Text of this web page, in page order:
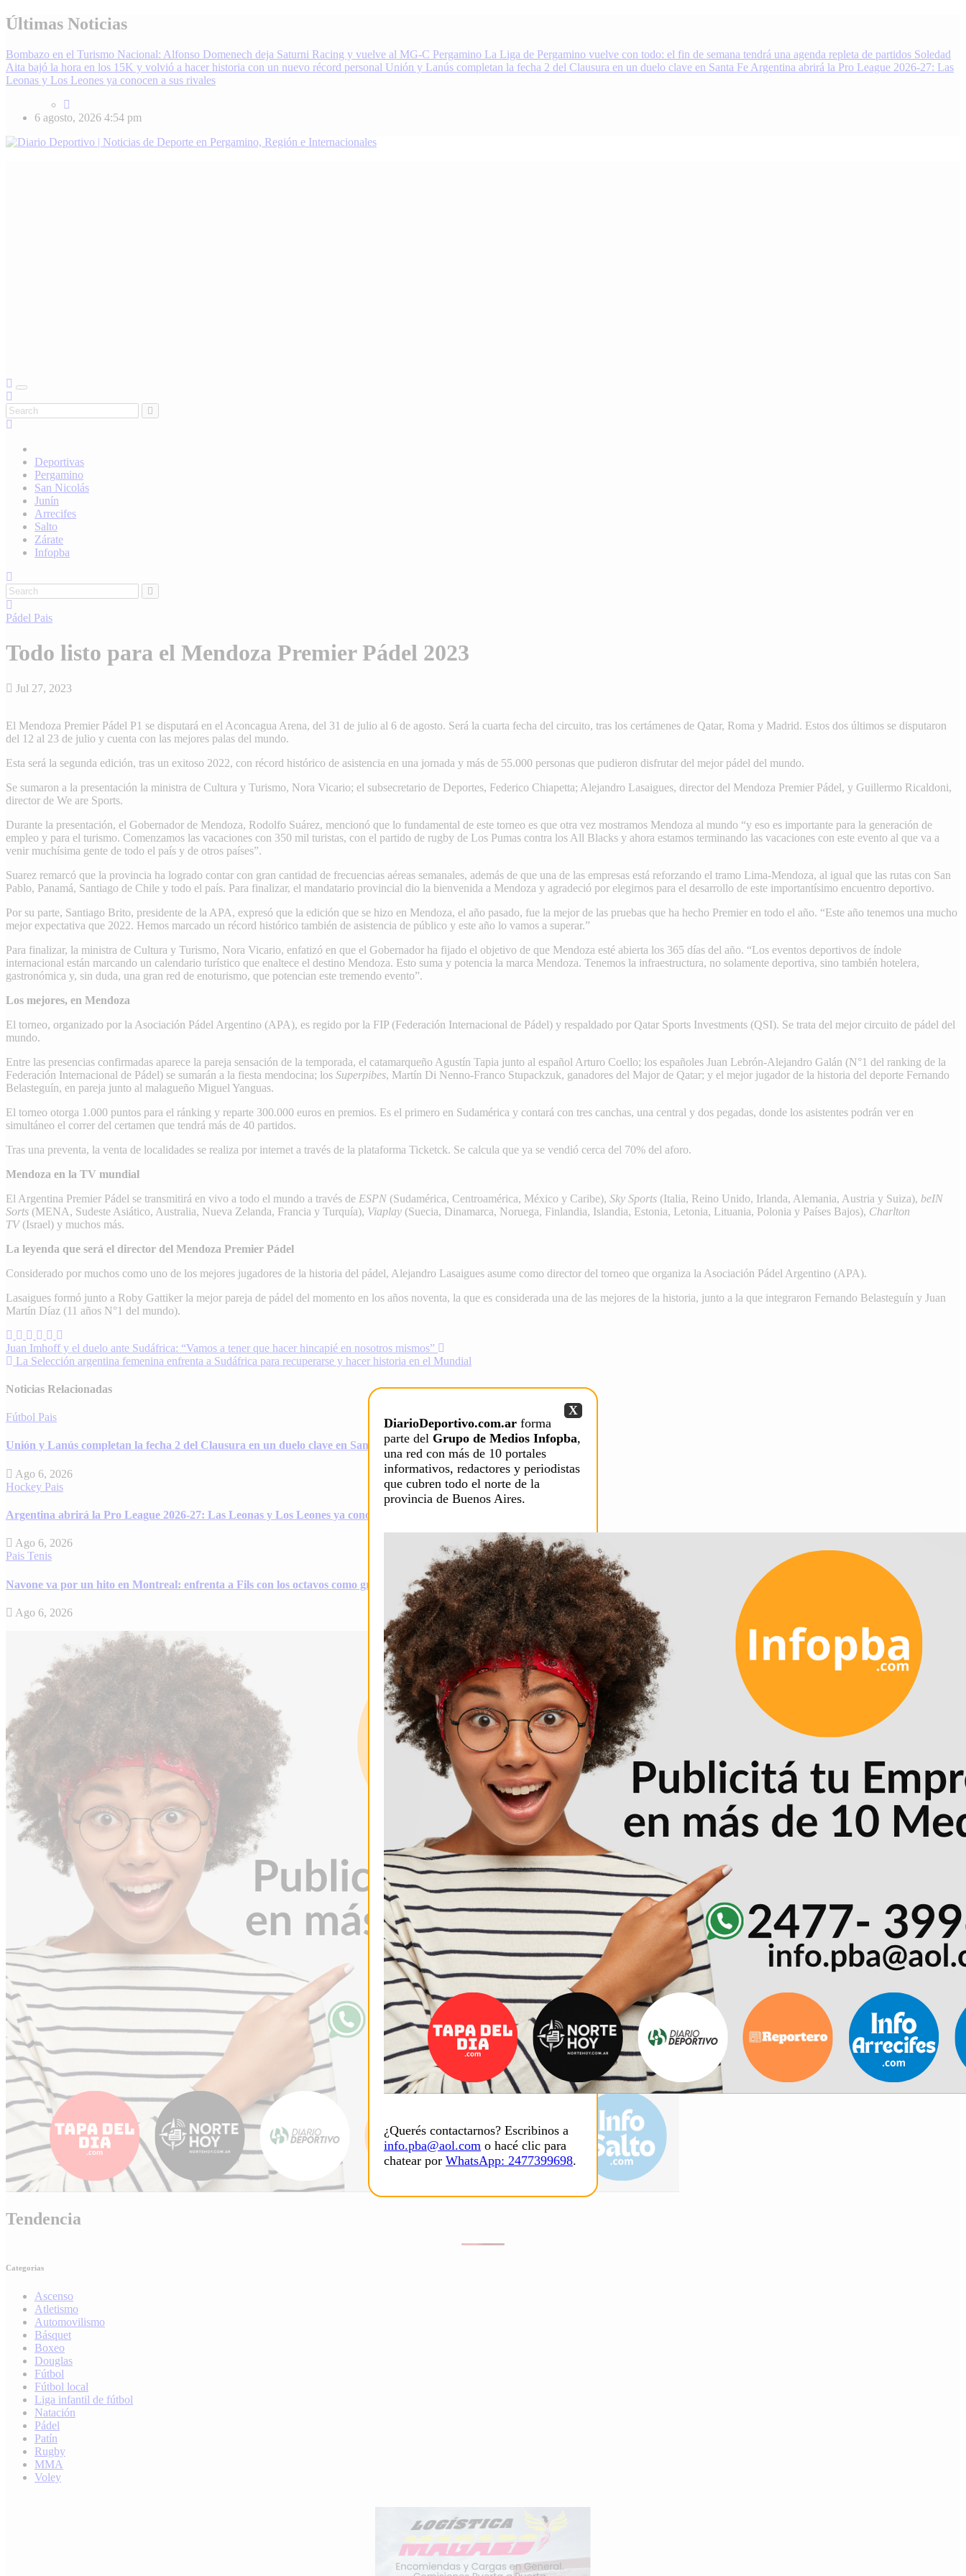
Skip
to
Últimas Noticias
Bombazo en el Turismo Nacional: Alfonso Domenech deja Saturni Racing y vuelve al MG-C Pergamino La Liga de Pergamino vuelve con todo: el fin de semana tendrá una agenda repleta de partidos Soledad
Aita bajó la hora en los 15K y volvió a hacer historia con un nuevo récord personal Unión y Lanús completan la fecha 2 del Clausura en un duelo clave en Santa Fe Argentina abrirá la Pro League 2026-27: Las
Leonas y Los Leones ya conocen a sus rivales
6 agosto, 2026 4:54 pm
Deportivas
Pergamino
San Nicolás
Junín
Arrecifes
Salto
Zárate
Infopba
Pádel Pais
Todo listo para el Mendoza Premier Pádel 2023
Jul 27, 2023
El Mendoza Premier Pádel P1 se disputará en el Aconcagua Arena, del 31 de julio al 6 de agosto. Será la cuarta fecha del circuito, tras los certámenes de Qatar, Roma y Madrid. Estos dos últimos se disputaron
del 12 al 23 de julio y cuenta con las mejores palas del mundo.
Esta será la segunda edición, tras un exitoso 2022, con récord histórico de asistencia en una jornada y más de 55.000 personas que pudieron disfrutar del mejor pádel del mundo.
Se sumaron a la presentación la ministra de Cultura y Turismo, Nora Vicario; el subsecretario de Deportes, Federico Chiapetta; Alejandro Lasaigues, director del Mendoza Premier Pádel, y Guillermo Ricaldoni,
director de We are Sports.
Durante la presentación, el Gobernador de Mendoza, Rodolfo Suárez, mencionó que lo fundamental de este torneo es que otra vez mostramos Mendoza al mundo “y eso es importante para la generación de
empleo y para el turismo. Comenzamos las vacaciones con 350 mil turistas, con el partido de rugby de Los Pumas contra los All Blacks y ahora estamos terminando las vacaciones con este evento al que va a
venir muchísima gente de todo el país y de otros países”.
Suarez remarcó que la provincia ha logrado contar con gran cantidad de frecuencias aéreas semanales, además de que una de las empresas está reforzando el tramo Lima-Mendoza, al igual que las rutas con San
Pablo, Panamá, Santiago de Chile y todo el país. Para finalizar, el mandatario provincial dio la bienvenida a Mendoza y agradeció por elegirnos para el desarrollo de este importantísimo encuentro deportivo.
Por su parte, Santiago Brito, presidente de la APA, expresó que la edición que se hizo en Mendoza, el año pasado, fue la mejor de las pruebas que ha hecho Premier en todo el año. “Este año tenemos una mucho
mejor expectativa que 2022. Hemos marcado un récord histórico también de asistencia de público y este año lo vamos a superar.”
Para finalizar, la ministra de Cultura y Turismo, Nora Vicario, enfatizó en que el Gobernador ha fijado el objetivo de que Mendoza esté abierta los 365 días del año. “Los eventos deportivos de índole
internacional están marcando un calendario turístico que enaltece el destino Mendoza. Esto suma y potencia la marca Mendoza. Tenemos la infraestructura, no solamente deportiva, sino también hotelera,
gastronómica y, sin duda, una gran red de enoturismo, que potencian este tremendo evento”.
Los mejores, en Mendoza
El torneo, organizado por la Asociación Pádel Argentino (APA), es regido por la FIP (Federación Internacional de Pádel) y respaldado por Qatar Sports Investments (QSI). Se trata del mejor circuito de pádel del
mundo.
Entre las presencias confirmadas aparece la pareja sensación de la temporada, el catamarqueño Agustín Tapia junto al español Arturo Coello; los españoles Juan Lebrón-Alejandro Galán (N°1 del ranking de la
Federación Internacional de Pádel) se sumarán a la fiesta mendocina; los Superpibes, Martín Di Nenno-Franco Stupackzuk, ganadores del Major de Qatar; y el mejor jugador de la historia del deporte Fernando
Belasteguín, en pareja junto al malagueño Miguel Yanguas.
El torneo otorga 1.000 puntos para el ránking y reparte 300.000 euros en premios. Es el primero en Sudamérica y contará con tres canchas, una central y dos pegadas, donde los asistentes podrán ver en
simultáneo el correr del certamen que tendrá más de 40 partidos.
Tras una preventa, la venta de localidades se realiza por internet a través de la plataforma Ticketck. Se calcula que ya se vendió cerca del 70% del aforo.
Mendoza en la TV mundial
El Argentina Premier Pádel se transmitirá en vivo a todo el mundo a través de ESPN (Sudamérica, Centroamérica, México y Caribe), Sky Sports (Italia, Reino Unido, Irlanda, Alemania, Austria y Suiza), beIN
Sorts (MENA, Sudeste Asiático, Australia, Nueva Zelanda, Francia y Turquía), Viaplay (Suecia, Dinamarca, Noruega, Finlandia, Islandia, Estonia, Letonia, Lituania, Polonia y Países Bajos), Charlton
TV (Israel) y muchos más.
La leyenda que será el director del Mendoza Premier Pádel
Considerado por muchos como uno de los mejores jugadores de la historia del pádel, Alejandro Lasaigues asume como director del torneo que organiza la Asociación Pádel Argentino (APA).
Lasaigues formó junto a Roby Gattiker la mejor pareja de pádel del momento en los años noventa, la que es considerada una de las mejores de la historia, junto a la que integraron Fernando Belasteguín y Juan
Martín Díaz (11 años N°1 del mundo).
Navegación
de
entradas
Juan Imhoff y el duelo ante Sudáfrica: “Vamos a tener que hacer hincapié en nosotros mismos”
La Selección argentina femenina enfrenta a Sudáfrica para recuperarse y hacer historia en el Mundial
Noticias Relacionadas
Fútbol Pais
Unión y Lanús completan la fecha 2 del Clausura en un duelo clave en Santa Fe
Ago 6, 2026
Hockey Pais
Argentina abrirá la Pro League 2026-27: Las Leonas y Los Leones ya conocen a sus rivales
Ago 6, 2026
Pais Tenis
Navone va por un hito en Montreal: enfrenta a Fils con los octavos como gran objetivo
Ago 6, 2026
X
DiarioDeportivo.com.ar forma
parte del Grupo de Medios Infopba,
una red con más de 10 portales
informativos, redactores y periodistas
que cubren todo el norte de la
provincia de Buenos Aires.
¿Querés contactarnos? Escribinos a
info.pba@aol.com o hacé clic para
chatear por WhatsApp: 2477399698.
Tendencia
Categorias
Ascenso
Atletismo
Automovilismo
Básquet
Boxeo
Douglas
Fútbol
Fútbol local
Liga infantil de fútbol
Natación
Pádel
Patín
Rugby
MMA
Voley